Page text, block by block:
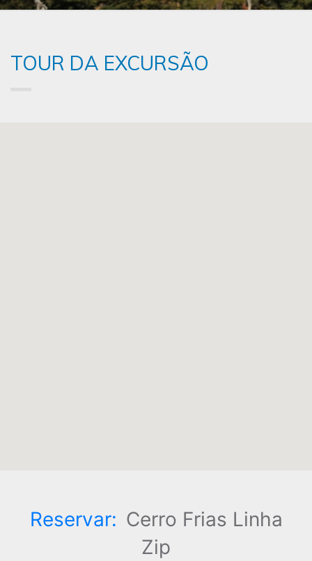
TOUR DA EXCURSÃO
Reservar: Cerro Frias Linha
Zip